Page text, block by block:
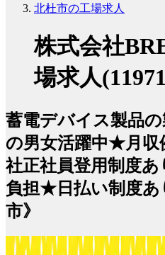
北杜市の工場求人
株式会社
場求人
蓄電デバイス製品の
の男女活躍中★月収
社正社員登用制度
負担★日払い制度あ
市》